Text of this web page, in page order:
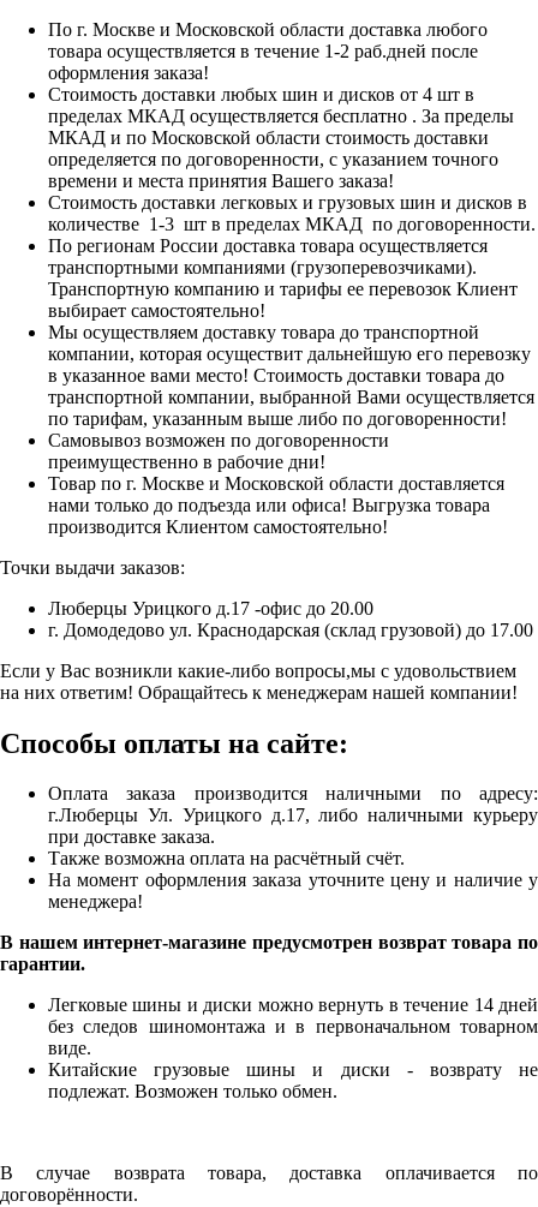
По г. Москве и Московской области доставка любого
товара осуществляется в течение 1-2 раб.дней после
оформления заказа!
Стоимость доставки любых шин и дисков от 4 шт в
пределах МКАД осуществляется бесплатно . За пределы
МКАД и по Московской области стоимость доставки
определяется по договоренности, с указанием точного
времени и места принятия Вашего заказа!
Стоимость доставки легковых и грузовых шин и дисков в
количестве 1-3 шт в пределах МКАД по договоренности.
По регионам России доставка товара осуществляется
транспортными компаниями (грузоперевозчиками).
Транспортную компанию и тарифы ее перевозок Клиент
выбирает самостоятельно!
Мы осуществляем доставку товара до транспортной
компании, которая осуществит дальнейшую его перевозку
в указанное вами место! Стоимость доставки товара до
транспортной компании, выбранной Вами осуществляется
по тарифам, указанным выше либо по договоренности!
Самовывоз возможен по договоренности
преимущественно в рабочие дни!
Товар по г. Москве и Московской области доставляется
нами только до подъезда или офиса! Выгрузка товара
производится Клиентом самостоятельно!
Точки выдачи заказов:
Люберцы Урицкого д.17 -офис до 20.00
г. Домодедово ул. Краснодарская (склад грузовой) до 17.00
Если у Вас возникли какие-либо вопросы,мы с удовольствием
на них ответим! Обращайтесь к менеджерам нашей компании!
Способы оплаты на сайте:
Оплата заказа производится наличными по адресу:
г.Люберцы Ул. Урицкого д.17, либо наличными курьеру
при доставке заказа.
Также возможна оплата на расчётный счёт.
На момент оформления заказа уточните цену и наличие у
менеджера!
В нашем интернет-магазине предусмотрен возврат товара по
гарантии.
Легковые шины и диски можно вернуть в течение 14 дней
без следов шиномонтажа и в первоначальном товарном
виде.
Китайские грузовые шины и диски - возврату не
подлежат. Возможен только обмен.
В случае возврата товара, доставка оплачивается по
договорённости.